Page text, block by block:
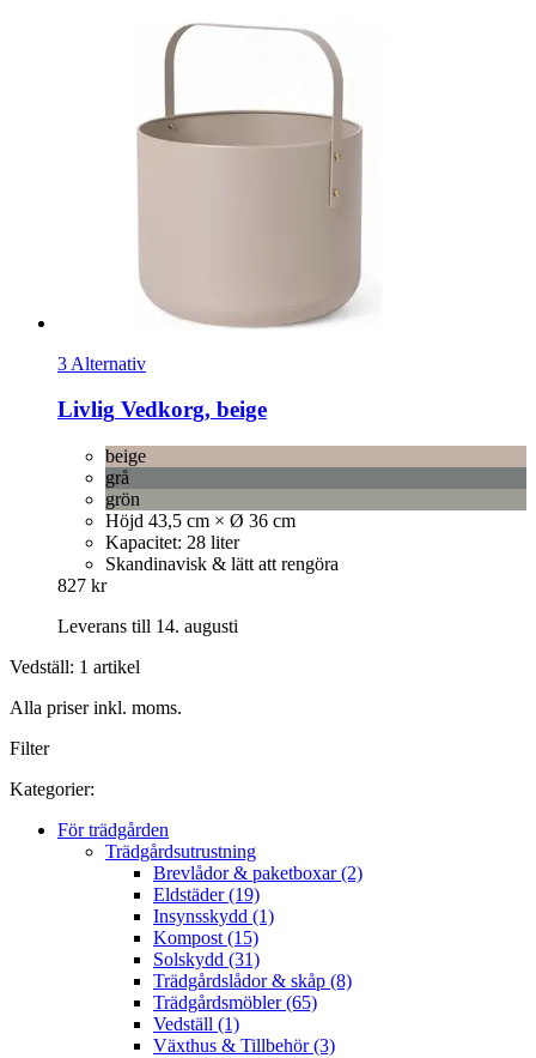
3 Alternativ
Livlig Vedkorg, beige
beige
grå
grön
Höjd 43,5 cm × Ø 36 cm
Kapacitet: 28 liter
Skandinavisk & lätt att rengöra
827 kr
Leverans till 14. augusti
Vedställ: 1 artikel
Alla priser inkl. moms.
Filter
Kategorier:
För trädgården
Trädgårdsutrustning
Brevlådor & paketboxar (2)
Eldstäder (19)
Insynsskydd (1)
Kompost (15)
Solskydd (31)
Trädgårdslådor & skåp (8)
Trädgårdsmöbler (65)
Vedställ (1)
Växthus & Tillbehör (3)